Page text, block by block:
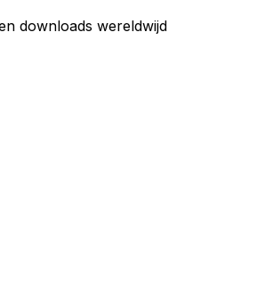
downloads wereldwijd